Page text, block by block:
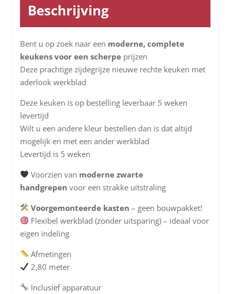
Beschrijving
Bent u op zoek naar een moderne, complete
keukens voor een scherpe prijzen
Deze prachtige zijdegrijze nieuwe rechte keuken met
aderlook werkblad
Deze keuken is op bestelling leverbaar 5 weken
levertijd
Wilt u een andere kleur bestellen dan is dat altijd
mogelijk en met een ander werkblad
Levertijd is 5 weken
Voorzien van moderne zwarte
handgrepen voor een strakke uitstraling
Voorgemonteerde kasten – geen bouwpakket!
Flexibel werkblad (zonder uitsparing) – ideaal voor
eigen indeling
Afmetingen
2,80 meter
Inclusief apparatuur